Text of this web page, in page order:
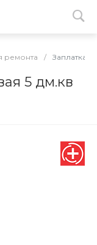
ремонта / Заплатка
5 дм.кв